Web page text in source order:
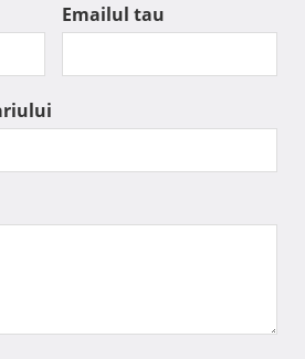
Emailul tau